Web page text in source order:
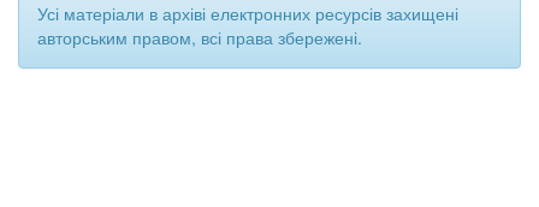
Усі матеріали в архіві електронних ресурсів захищені
авторським правом, всі права збережені.